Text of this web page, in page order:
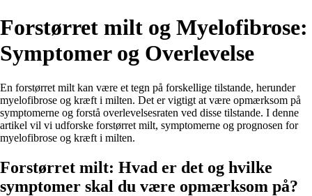
Forstørret milt og Myelofibrose:
Symptomer og Overlevelse
En forstørret milt kan være et tegn på forskellige tilstande, herunder
myelofibrose og kræft i milten. Det er vigtigt at være opmærksom på
symptomerne og forstå overlevelsesraten ved disse tilstande. I denne
artikel vil vi udforske forstørret milt, symptomerne og prognosen for
myelofibrose og kræft i milten.
Forstørret milt: Hvad er det og hvilke
symptomer skal du være opmærksom på?